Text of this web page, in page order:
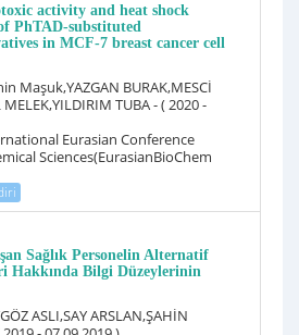
activity and heat shock
PhTAD-substituted
in MCF-7 breast cancer cell
Maşuk,YAZGAN BURAK,MESCİ
MELEK,YILDIRIM TUBA - ( 2020 -
Eurasian Conference
Sciences(EurasianBioChem
Sağlık Personelin Alternatif
Hakkında Bilgi Düzeylerinin
ASLI,SAY ARSLAN,ŞAHİN